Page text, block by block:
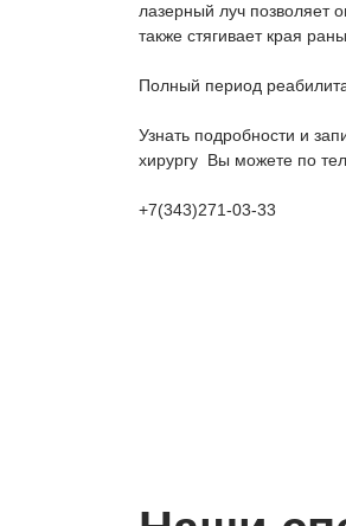
лазерный луч позволяет
также стягивает края
Полный период
Узнать подробности и
хирургу Вы можете по
+7(343)271-03-33